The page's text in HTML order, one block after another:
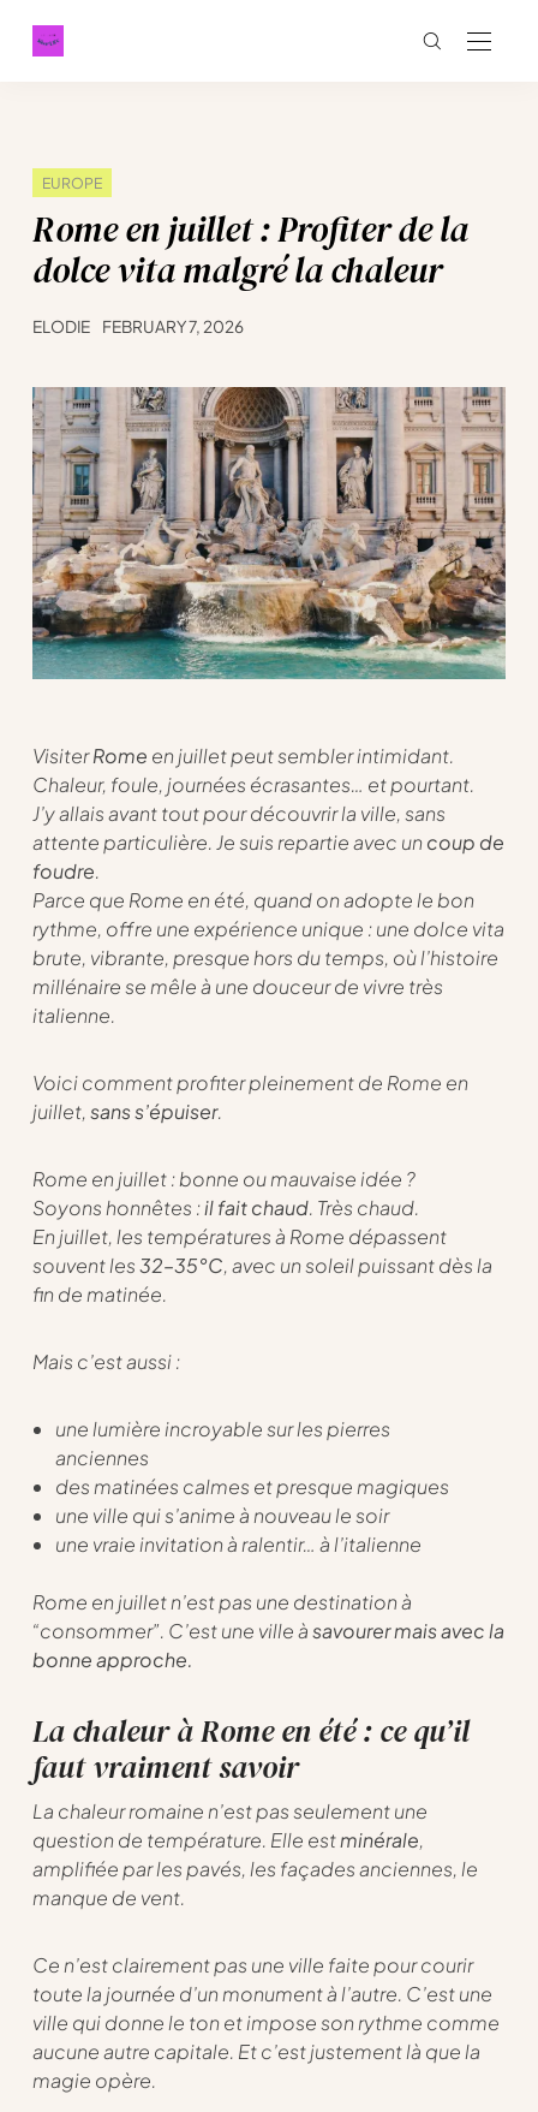
EUROPE
Rome en juillet : Profiter de la
dolce vita malgré la chaleur
ELODIE FEBRUARY 7, 2026
VisiterRome en juillet peut sembler intimidant.
Chaleur, foule, journées écrasantes… et pourtant.
J’y allais avant tout pour découvrir la ville, sans
attente particulière. Je suis repartie avec uncoup de
foudre.
Parce que Rome en été, quand on adopte le bon
rythme, offre une expérience unique : une dolce vita
brute, vibrante, presque hors du temps, où l’histoire
millénaire se mêle à une douceur de vivre très
italienne.
Voici comment profiter pleinement de Rome en
juillet,sans s’épuiser.
Rome en juillet : bonne ou mauvaise idée ?
Soyons honnêtes :il fait chaud. Très chaud.
En juillet, les températures à Rome dépassent
souvent les32–35°C, avec un soleil puissant dès la
fin de matinée.
Mais c’est aussi :
une lumière incroyable sur les pierres
anciennes
des matinées calmes et presque magiques
une ville qui s’anime à nouveau le soir
une vraie invitation à ralentir… à l’italienne
Rome en juillet n’est pas une destination à
“consommer”. C’est une ville àsavourer mais avec la
bonne approche.
La chaleur à Rome en été : ce qu’il
faut vraiment savoir
La chaleur romaine n’est pas seulement une
question de température. Elle estminérale,
amplifiée par les pavés, les façades anciennes, le
manque de vent.
Ce n’est clairement pas une ville faite pour courir
toute la journée d’un monument à l’autre. C’est une
ville qui donne le ton et impose son rythme comme
aucune autre capitale. Et c’est justement là que la
magie opère.